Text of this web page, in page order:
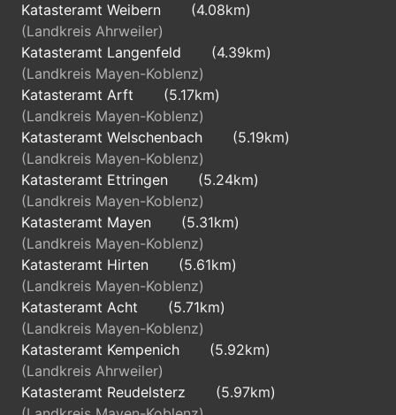
Katasteramt Weibern
(4.08km)
(Landkreis Ahrweiler)
Katasteramt Langenfeld
(4.39km)
(Landkreis Mayen-Koblenz)
Katasteramt Arft
(5.17km)
(Landkreis Mayen-Koblenz)
Katasteramt Welschenbach
(5.19km)
(Landkreis Mayen-Koblenz)
Katasteramt Ettringen
(5.24km)
(Landkreis Mayen-Koblenz)
Katasteramt Mayen
(5.31km)
(Landkreis Mayen-Koblenz)
Katasteramt Hirten
(5.61km)
(Landkreis Mayen-Koblenz)
Katasteramt Acht
(5.71km)
(Landkreis Mayen-Koblenz)
Katasteramt Kempenich
(5.92km)
(Landkreis Ahrweiler)
Katasteramt Reudelsterz
(5.97km)